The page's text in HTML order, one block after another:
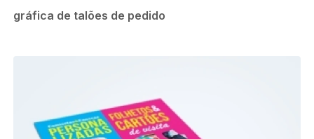
gráfica de talões de pedido